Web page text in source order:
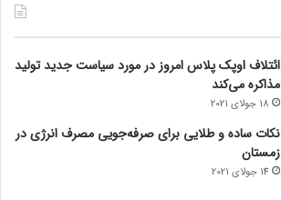
ائتلاف اوپک پلاس امروز در مورد سیاست جدید تولید
مذاکره می‌کند
18 جولای 2021
نکات ساده و طلایی برای صرفه‌جویی مصرف انرژی در
زمستان
14 جولای 2021